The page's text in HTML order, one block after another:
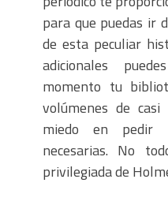
para que puedas ir
de esta peculiar
adicionales
momento tu
volúmenes de
miedo en pedir
necesarias. No
privilegiada de